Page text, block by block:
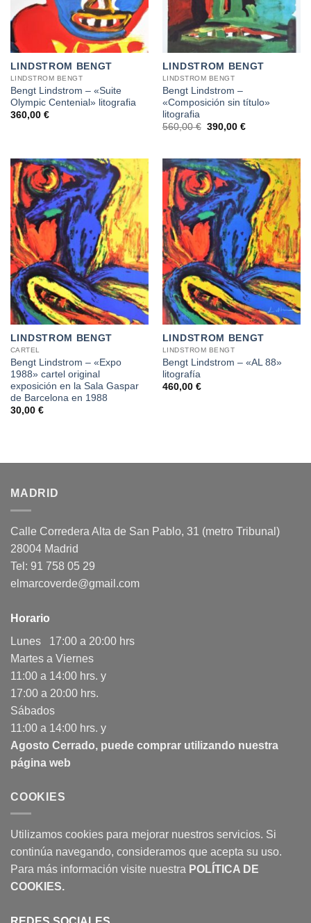
LINDSTROM BENGT
LINDSTROM BENGT
Bengt Lindstrom – «Suite
Olympic Centenial» litografia
360,00 €
LINDSTROM BENGT
LINDSTROM BENGT
Bengt Lindstrom –
«Composición sin título»
litografia
560,00€ El
560,00 €.
390,00 €El
390,00 €.
LINDSTROM BENGT
CARTEL
Bengt Lindstrom – «Expo
1988» cartel original
exposición en la Sala Gaspar
de Barcelona en 1988
30,00 €
LINDSTROM BENGT
LINDSTROM BENGT
Bengt Lindstrom – «AL 88»
litografía
460,00 €
MADRID
Calle Corredera Alta de San Pablo, 31 (metro Tribunal)
28004 Madrid
Tel: 91 758 05 29
elmarcoverde@gmail.com
Horario
Lunes 17:00 a 20:00 hrs
Martes a Viernes
11:00 a 14:00 hrs. y
17:00 a 20:00 hrs.
Sábados
11:00 a 14:00 hrs. y
Agosto Cerrado, puede comprar utilizando nuestra
página web
COOKIES
Utilizamos cookies para mejorar nuestros servicios. Si
continúa navegando, consideramos que acepta su uso.
Para más información visite nuestra POLÍTICA DE
COOKIES.